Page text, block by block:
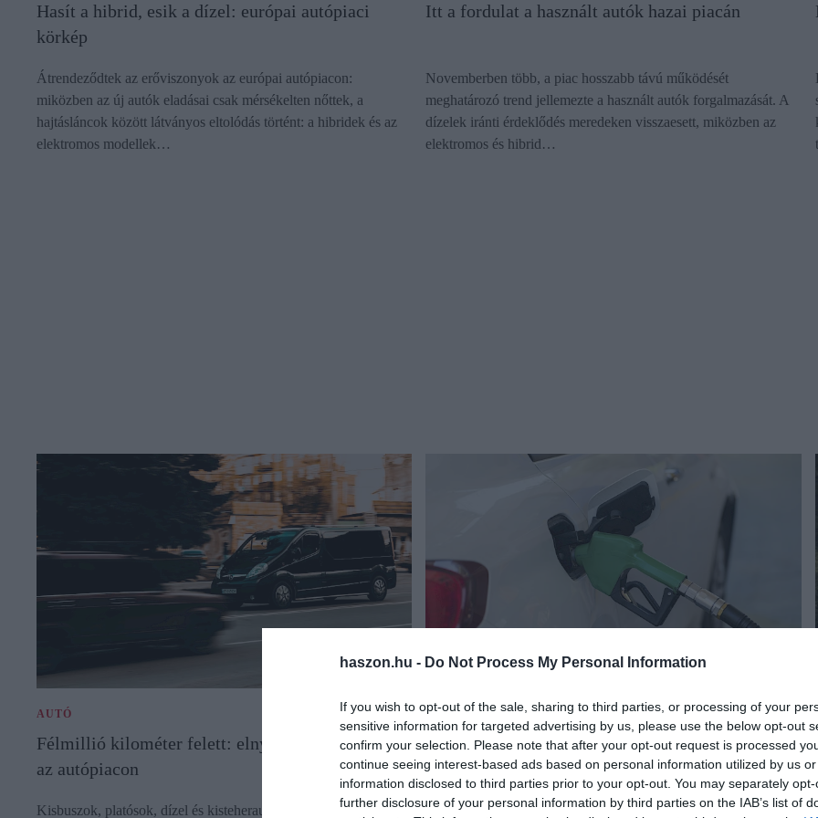
haszon.hu - Do Not Process My Personal Information
If you wish to opt-out of the sale, sharing to third parties, or processing of your
sensitive information for targeted advertising by us, please use the below opt-out
confirm your selection. Please note that after your opt-out request is processed
continue seeing interest-based ads based on personal information utilized by us
information disclosed to third parties prior to your opt-out. You may separately
further disclosure of your personal information by third parties on the IAB’s list of
Hasít a hibrid, esik a dízel: európai autópiaci
körkép
Átrendeződtek az erőviszonyok az európai autópiacon:
miközben az új autók eladásai csak mérsékelten nőttek, a
hajtásláncok között látványos eltolódás történt: a hibridek és az
elektromos modellek…
Itt a fordulat a használt autók hazai piacán
Novemberben több, a piac hosszabb távú működését
meghatározó trend jellemezte a használt autók forgalmazását. A
dízelek iránti érdeklődés meredeken visszaesett, miközben az
elektromos és hibrid…
AUTÓ
Félmillió kilométer felett: elnyűhetetlen modellek
az autópiacon
Kisbuszok, platósok, dízel és kisteherautók dominálnak azon a
AUTÓ
Benzin, dízel, hibrid: ekkora az éves értékvesztés
a használt autóknál
Nincs megállás, augusztusban is emelkedtek az árak a magyar